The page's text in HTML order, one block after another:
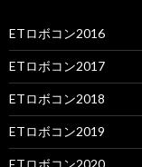
ETロボコン2016
ETロボコン2017
ETロボコン2018
ETロボコン2019